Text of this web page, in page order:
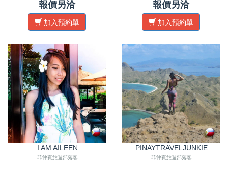
報價另洽
加入預約單
報價另洽
加入預約單
I AM AILEEN
菲律賓旅遊部落客
PINAYTRAVELJUNKIE
菲律賓旅遊部落客